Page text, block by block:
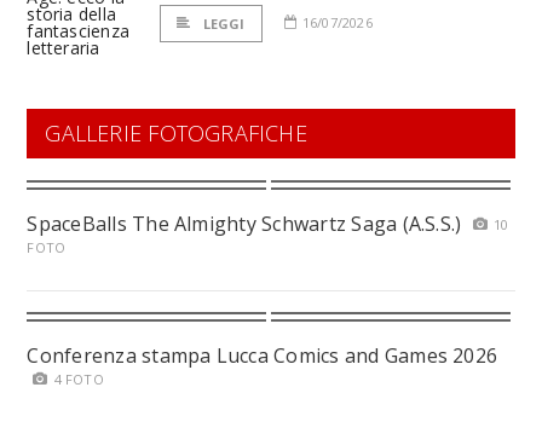
LEGGI 16/07/2026
GALLERIE FOTOGRAFICHE
SpaceBalls The Almighty Schwartz Saga (A.S.S.)
10
FOTO
Conferenza stampa Lucca Comics and Games 2026
4 FOTO